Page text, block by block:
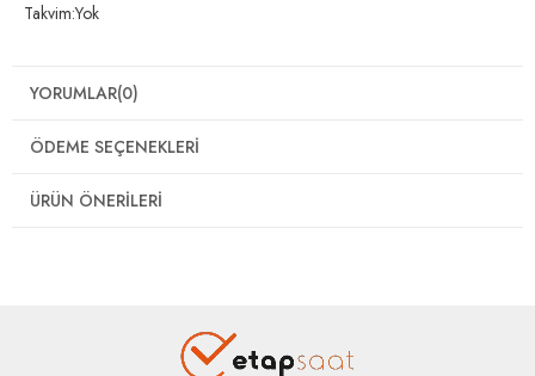
Takvim:Yok
YORUMLAR(0)
ÖDEME SEÇENEKLERI
ÜRÜN ÖNERILERI